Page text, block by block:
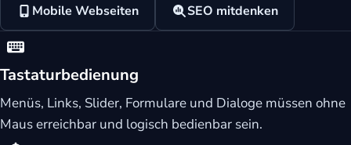
Mobile Webseiten SEO mitdenken
Tastaturbedienung
Menüs, Links, Slider, Formulare und Dialoge müssen ohne
Maus erreichbar und logisch bedienbar sein.